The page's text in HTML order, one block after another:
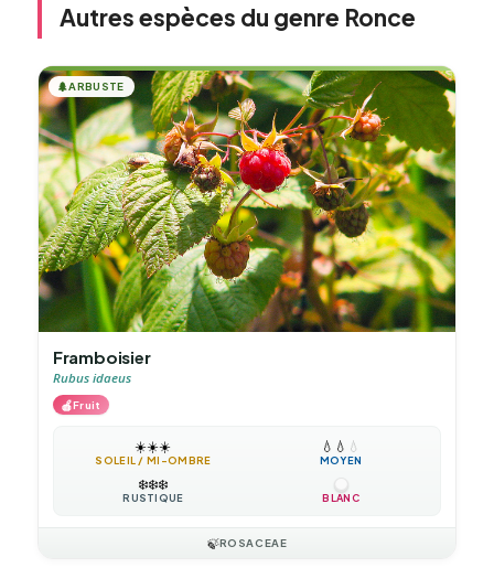
Autres espèces du genre Ronce
🌲ARBUSTE
Framboisier
Rubus idaeus
🍎Fruit
☀️☀️☀️
SOLEIL / MI-OMBRE
💧 💧 💧
MOYEN
❄️❄️❄️
RUSTIQUE BLANC
🍃ROSACEAE